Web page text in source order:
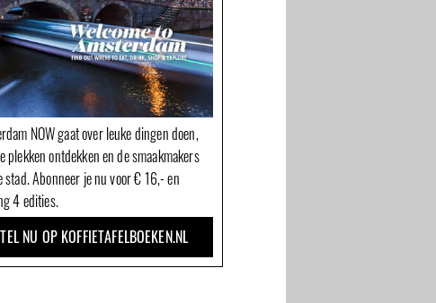
NOW gaat over leuke dingen doen,
plekken ontdekken en de smaakmakers
stad. Abonneer je nu voor € 16,- en
4 edities.
NU OP KOFFIETAFELBOEKEN.NL